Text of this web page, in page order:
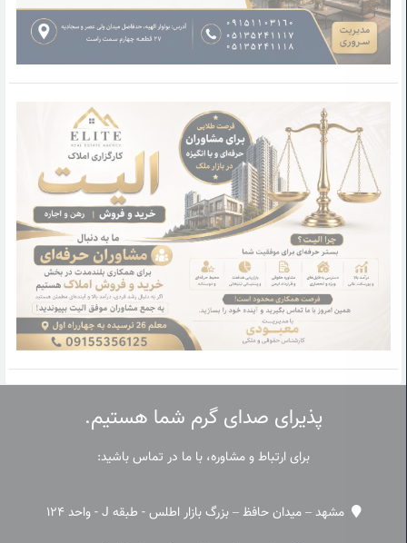
پذیرای صدای گرم شما هستیم.
برای ارتباط و مشاوره، با ما در تماس باشید:
مشهد – میدان حافظ – بزرگ بازار اطلس - طبقه J - واحد 124